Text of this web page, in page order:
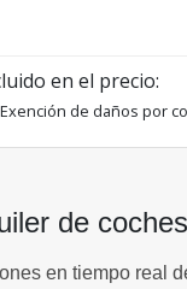
en el precio:
Exención de daños por
de
en tiempo real